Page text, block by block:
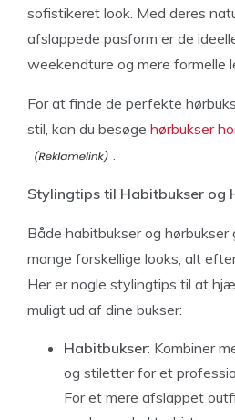
sofistikeret look. Med deres
afslappede pasform er de
weekendture og mere formelle
For at finde de perfekte
stil, kan du besøge hørbukser
.
Stylingtips til Habitbukser og
Både habitbukser og hørbukser
mange forskellige looks, alt
Her er nogle stylingtips til at
muligt ud af dine bukser:
Habitbukser: Kombiner
og stiletter for et
For et mere afslappet